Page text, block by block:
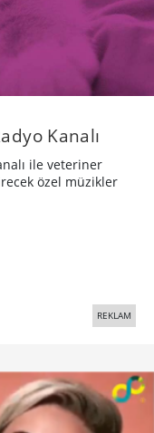
Kanalı
ile veteriner
özel müzikler
REKLAM